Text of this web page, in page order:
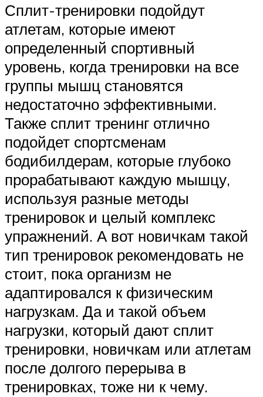
Сплит-тренировки подойдут
атлетам, которые имеют
определенный спортивный
уровень, когда тренировки на все
группы мышц становятся
недостаточно эффективными.
Также сплит тренинг отлично
подойдет спортсменам
бодибилдерам, которые глубоко
прорабатывают каждую мышцу,
используя разные методы
тренировок и целый комплекс
упражнений. А вот новичкам такой
тип тренировок рекомендовать не
стоит, пока организм не
адаптировался к физическим
нагрузкам. Да и такой объем
нагрузки, который дают сплит
тренировки, новичкам или атлетам
после долгого перерыва в
тренировках, тоже ни к чему.